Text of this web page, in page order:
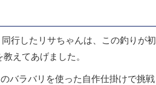
行したリサちゃんは、この釣りが初
えてあげました。
バラバリを使った自作仕掛けで挑戦